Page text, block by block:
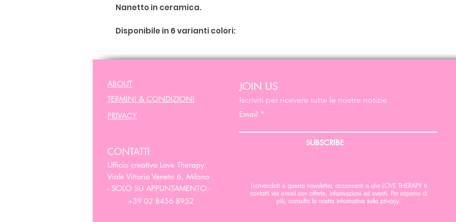
Nanetto in ceramica.
Disponibile in 6 varianti colori:
verde/rosa
azzurro/fucsia
rosso/verde
fucsia/giallo
Misura 16 cm
Clicca qui perinfo spedizioni - cambio taglia - diritto di
ABOUT
TERMINI & CONDIZIONI
PRIVACY
CONTATTI
Ufficio creativo Love Therapy:
Viale Vittorio Veneto 6, Milano
- SOLO SU APPUNTAMENTO -
+39 02 8456 8952
JOIN US
Iscriviti per ricevere tutte le nostre notizie
Email
SUBSCRIBE
Iscrivendoti a questa newsletter, acconsenti a che LOVE THERAPY ti
contatti via e-mail con offerte, informazioni ed eventi. Per saperne di
più, consulta la nostra informativa sulla privacy.